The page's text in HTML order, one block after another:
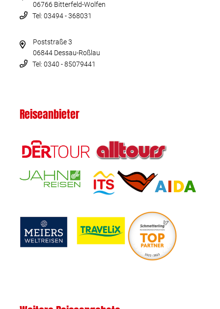
06766 Bitterfeld-Wolfen
Tel: 03494 - 368031
Poststraße 3
06844 Dessau-Roßlau
Tel: 0340 - 85079441
Reiseanbieter